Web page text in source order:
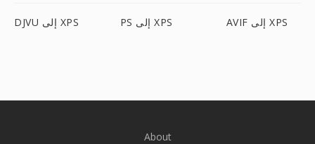
DJVU إلى XPS PS إلى XPS AVIF إلى XPS
About